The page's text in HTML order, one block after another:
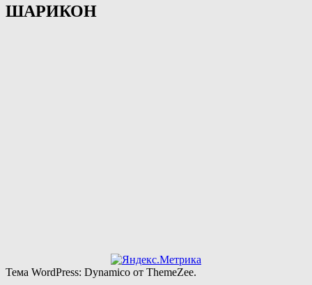
ШАРИКОН
Тема WordPress: Dynamico от ThemeZee.